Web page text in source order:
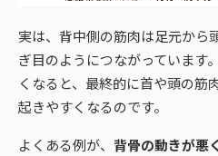
実は、背中側の筋肉は足元から
ぎ目のようにつながっています
くなると、最終的に首や頭の筋
起きやすくなるのです。
よくある例が、 背骨の動きが悪